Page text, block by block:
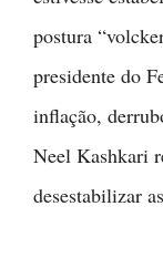
postura
presidente do
inflação,
Neel Kashkari
desestabilizar